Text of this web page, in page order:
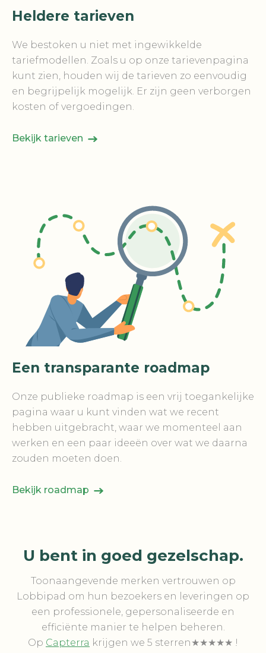
Heldere tarieven
We bestoken u niet met ingewikkelde
tariefmodellen. Zoals u op onze tarievenpagina
kunt zien, houden wij de tarieven zo eenvoudig
en begrijpelijk mogelijk. Er zijn geen verborgen
kosten of vergoedingen.
Bekijk tarieven
Een transparante roadmap
Onze publieke roadmap is een vrij toegankelijke
pagina waar u kunt vinden wat we recent
hebben uitgebracht, waar we momenteel aan
werken en een paar ideeën over wat we daarna
zouden moeten doen.
Bekijk roadmap
U bent in goed gezelschap.
Toonaangevende merken vertrouwen op
Lobbipad om hun bezoekers en leveringen op
een professionele, gepersonaliseerde en
efficiënte manier te helpen beheren.
Op Capterra krijgen we 5 sterren★★★★★ !